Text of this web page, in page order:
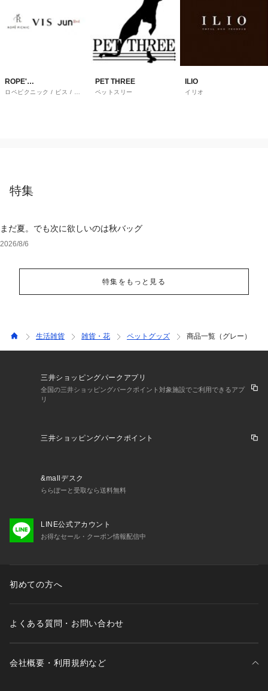
ROPE'
PICNIC/VIS/JUNRED
ロペピクニック / ビス / ジ
PET THREE
ペットスリー
ILIO
イリオ
特集
まだ夏。でも次に欲しいのは秋バッグ
2026/8/6
特集をもっと見る
生活雑貨 雑貨・花 ペットグッズ 商品一覧（グレー）
三井ショッピングパークアプリ
全国の三井ショッピングパークポイント対象施設でご利用できるアプ
リ
三井ショッピングパークポイント
&mallデスク
ららぽーと受取なら送料無料
LINE公式アカウント
お得なセール・クーポン情報配信中
初めての方へ
よくある質問・お問い合わせ
会社概要・利用規約など